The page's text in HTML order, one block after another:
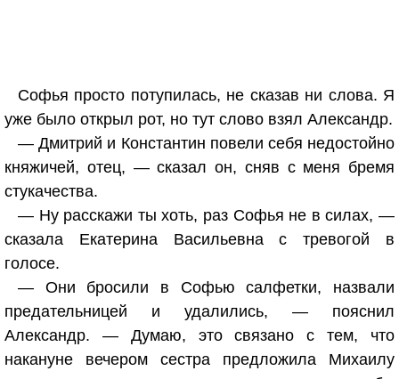
Софья просто потупилась, не сказав ни слова. Я
уже было открыл рот, но тут слово взял Александр.
— Дмитрий и Константин повели себя недостойно
княжичей, отец, — сказал он, сняв с меня бремя
стукачества.
— Ну расскажи ты хоть, раз Софья не в силах, —
сказала Екатерина Васильевна с тревогой в
голосе.
— Они бросили в Софью салфетки, назвали
предательницей и удалились, — пояснил
Александр. — Думаю, это связано с тем, что
накануне вечером сестра предложила Михаилу